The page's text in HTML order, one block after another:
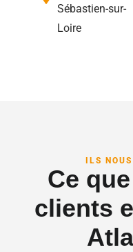
Sébastien-sur-
Loire
ILS
Ce
clients